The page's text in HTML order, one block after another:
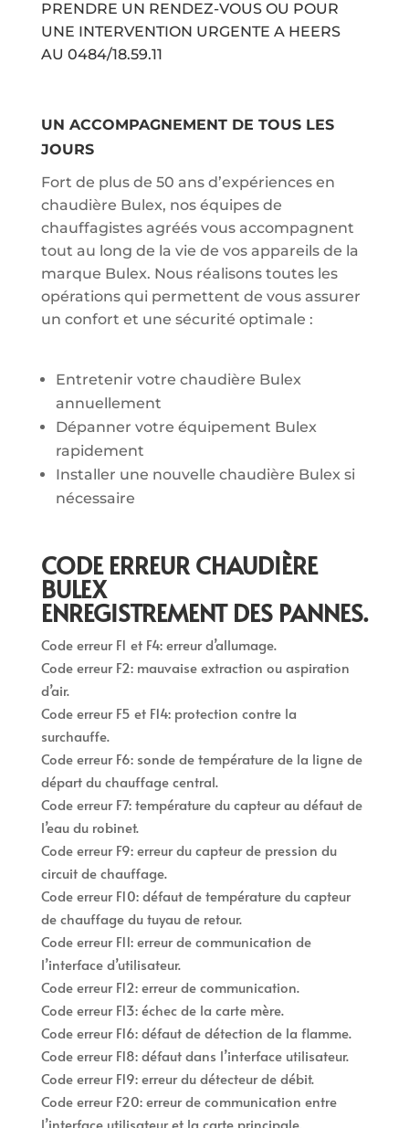
PRENDRE UN RENDEZ-VOUS OU POUR
UNE INTERVENTION URGENTE A HEERS
AU 0484/18.59.11
UN ACCOMPAGNEMENT DE TOUS LES
JOURS
Fort de plus de 50 ans d’expériences en
chaudière Bulex, nos équipes de
chauffagistes agréés vous accompagnent
tout au long de la vie de vos appareils de la
marque Bulex. Nous réalisons toutes les
opérations qui permettent de vous assurer
un confort et une sécurité optimale :
Entretenir votre chaudière Bulex
annuellement
Dépanner votre équipement Bulex
rapidement
Installer une nouvelle chaudière Bulex si
nécessaire
CODE ERREUR CHAUDIÈRE
BULEX
ENREGISTREMENT DES PANNES.
Code erreur F1 et F4: erreur d’allumage.
Code erreur F2: mauvaise extraction ou aspiration
d’air.
Code erreur F5 et F14: protection contre la
surchauffe.
Code erreur F6: sonde de température de la ligne de
départ du chauffage central.
Code erreur F7: température du capteur au défaut de
l’eau du robinet.
Code erreur F9: erreur du capteur de pression du
circuit de chauffage.
Code erreur F10: défaut de température du capteur
de chauffage du tuyau de retour.
Code erreur F11: erreur de communication de
l’interface d’utilisateur.
Code erreur F12: erreur de communication.
Code erreur F13: échec de la carte mère.
Code erreur F16: défaut de détection de la flamme.
Code erreur F18: défaut dans l’interface utilisateur.
Code erreur F19: erreur du détecteur de débit.
Code erreur F20: erreur de communication entre
l’interface utilisateur et la carte principale.